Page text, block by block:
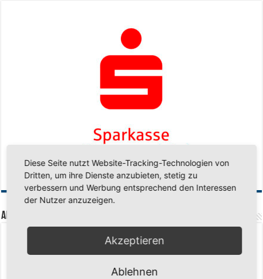
Aktuelle Beiträge
Senioren-Training in den Sommerferien – wir bleiben fit!
Schuljahr geschafft – Sommerferien, wir kommen! 17. Juli 2026
Team LOCO Germany wird Vize-Europameister 2026
Diese Seite nutzt Website-Tracking-Technologien von
Dritten, um ihre Dienste anzubieten, stetig zu
verbessern und Werbung entsprechend den Interessen
der Nutzer anzuzeigen.
Akzeptieren
Ablehnen